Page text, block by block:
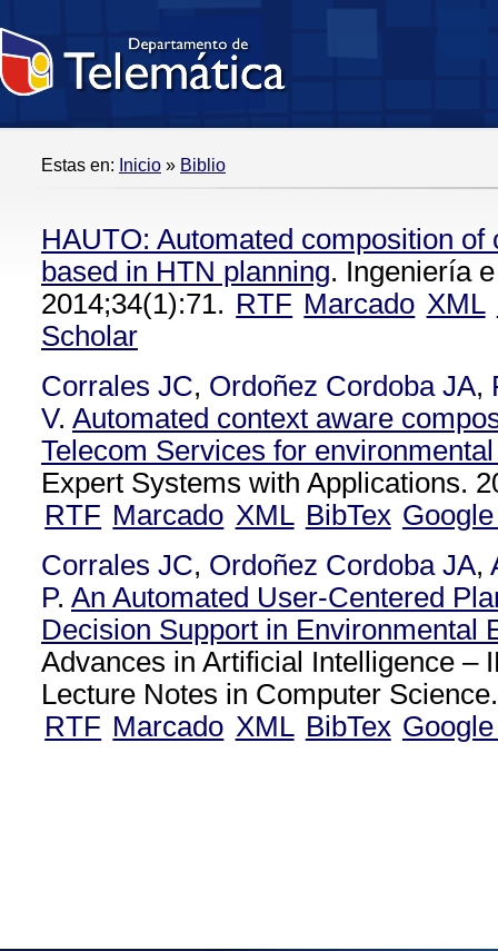
Estas en: Inicio » Biblio
HAUTO: Automated composition of
based in HTN planning. Ingeniería
2014;34(1):71. RTF Marcado XML
Scholar
Corrales JC, Ordoñez Cordoba JA,
V. Automated context aware
Telecom Services for
Expert Systems with Applications.
RTF Marcado XML BibTex
Corrales JC, Ordoñez Cordoba JA,
P. An Automated User-Centered
Decision Support in Environmental
Advances in Artificial Intelligence –
Lecture Notes in Computer
RTF Marcado XML BibTex